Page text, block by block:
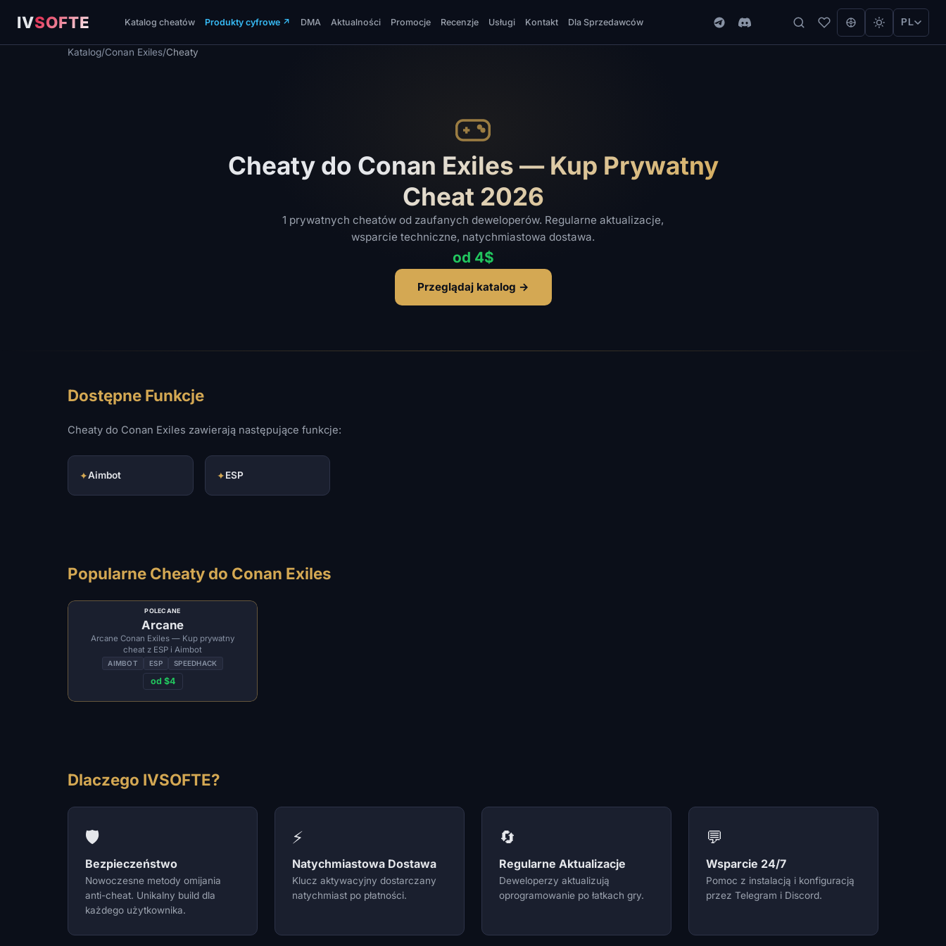
IVSOFTE Katalog cheatów Produkty cyfrowe↗ DMA Aktualności Promocje Recenzje Usługi Kontakt Dla Sprzedawców PL
Katalog/Conan Exiles/Cheaty
Cheaty do Conan Exiles — Kup Prywatny
Cheat 2026
1 prywatnych cheatów od zaufanych deweloperów. Regularne aktualizacje,
wsparcie techniczne, natychmiastowa dostawa.
od 4$
Przeglądaj katalog →
Dostępne Funkcje
Cheaty do Conan Exiles zawierają następujące funkcje:
✦Aimbot ✦ESP
Popularne Cheaty do Conan Exiles
POLECANE
Arcane
Arcane Conan Exiles — Kup prywatny
cheat z ESP i Aimbot
AIMBOT ESP SPEEDHACK
od $4
Dlaczego IVSOFTE?
🛡️
Bezpieczeństwo
Nowoczesne metody omijania
anti-cheat. Unikalny build dla
każdego użytkownika.
⚡
Natychmiastowa Dostawa
Klucz aktywacyjny dostarczany
natychmiast po płatności.
🔄
Regularne Aktualizacje
Deweloperzy aktualizują
oprogramowanie po łatkach gry.
💬
Wsparcie 24/7
Pomoc z instalacją i konfiguracją
przez Telegram i Discord.